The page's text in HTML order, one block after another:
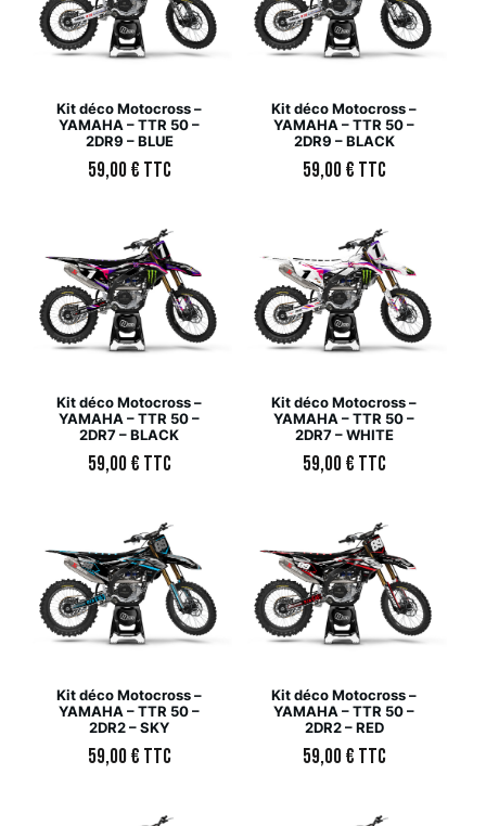
Kit déco Motocross –
YAMAHA – TTR 50 –
2DR9 – BLUE
59,00€ TTC
Kit déco Motocross –
YAMAHA – TTR 50 –
2DR9 – BLACK
59,00€ TTC
Kit déco Motocross –
YAMAHA – TTR 50 –
2DR7 – BLACK
59,00€ TTC
Kit déco Motocross –
YAMAHA – TTR 50 –
2DR7 – WHITE
59,00€ TTC
Kit déco Motocross –
YAMAHA – TTR 50 –
2DR2 – SKY
59,00€ TTC
Kit déco Motocross –
YAMAHA – TTR 50 –
2DR2 – RED
59,00€ TTC